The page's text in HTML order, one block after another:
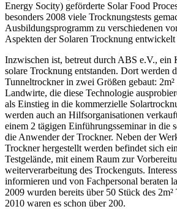
Energy Socity) geförderte Solar Food
besonders 2008 viele Trocknungstests
Ausbildungsprogramm zu verschiedenen
Aspekten der Solaren Trocknung entwickelt
Inzwischen ist, betreut durch ABS e.V., ein
solare Trocknung entstanden. Dort werden
Tunneltrockner in zwei Größen gebaut:
Landwirte, die diese Technologie
als Einstieg in die kommerzielle
werden auch an Hilfsorganisationen
einem 2 tägigen Einführungsseminar in die
die Anwender der Trockner. Neben der
Trockner hergestellt werden befindet sich
Testgelände, mit einem Raum zur
weiterverarbeitung des Trockenguts.
informieren und von Fachpersonal beraten
2009 wurden bereits über 50 Stück des
2010 waren es schon über 200.